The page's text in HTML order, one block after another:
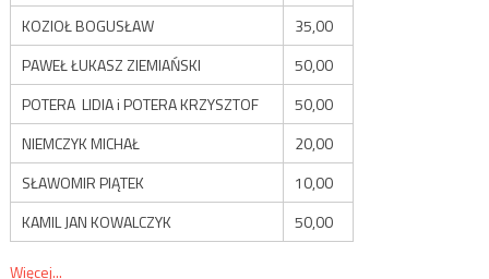
KOZIOŁ BOGUSŁAW
35,00
PAWEŁ ŁUKASZ ZIEMIAŃSKI
50,00
POTERA LIDIA i POTERA KRZYSZTOF
50,00
NIEMCZYK MICHAŁ
20,00
SŁAWOMIR PIĄTEK
10,00
KAMIL JAN KOWALCZYK
50,00
Więcej...